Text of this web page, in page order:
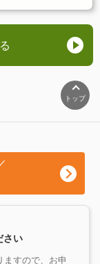
トップ
さい
ますので、お申